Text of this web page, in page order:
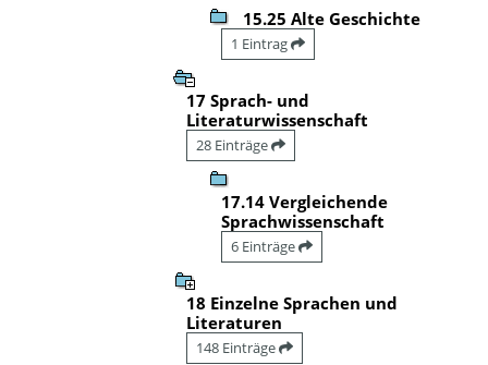
15.25 Alte Geschichte
1 Eintrag
17 Sprach- und
Literaturwissenschaft
28 Einträge
17.14 Vergleichende
Sprachwissenschaft
6 Einträge
18 Einzelne Sprachen und
Literaturen
148 Einträge